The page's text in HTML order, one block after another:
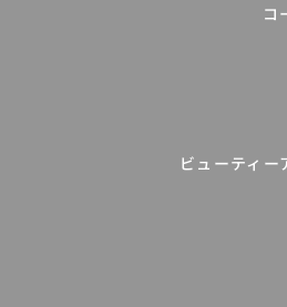
寄付が支える、子ども